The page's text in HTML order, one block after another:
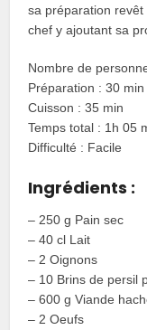
sa préparation
chef y ajoutant sa
Nombre de
Préparation : 30 min
Cuisson : 35 min
Temps total : 1h 05
Difficulté : Facile
Ingrédients :
– 250 g Pain sec
– 40 cl Lait
– 2 Oignons
– 10 Brins de persil
– 600 g Viande
– 2 Oeufs